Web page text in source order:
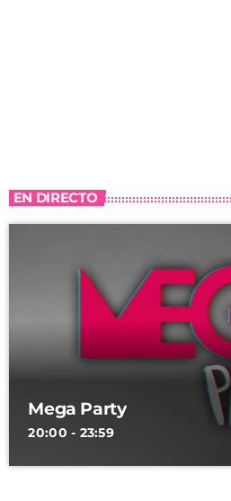
EN DIRECTO
Mega Party
20:00 - 23:59